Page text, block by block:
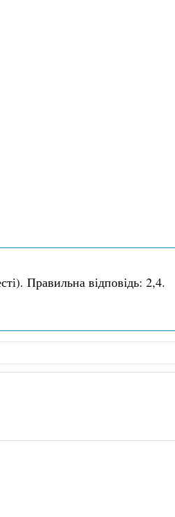
Правильна відповідь: 2,4.